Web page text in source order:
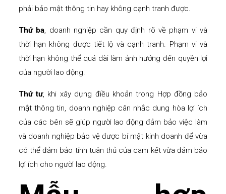
phải bảo mật thông tin hay không cạnh tranh được.
Thứ ba, doanh nghiệp cần quy định rõ về phạm vi và
thời hạn không được tiết lộ và cạnh tranh. Phạm vi và
thời hạn không thể quá dài làm ảnh hưởng đến quyền lợi
của người lao động.
Thứ tư, khi xây dựng điều khoản trong Hợp đồng bảo
mật thông tin, doanh nghiệp cân nhắc dung hòa lợi ích
của các bên sẽ giúp người lao động đảm bảo việc làm
và doanh nghiệp bảo vệ được bí mật kinh doanh để vừa
có thể đảm bảo tính tuân thủ của cam kết vừa đảm bảo
lợi ích cho người lao động.